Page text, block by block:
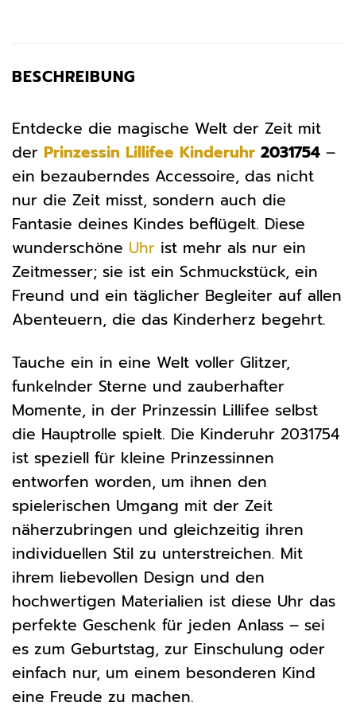
BESCHREIBUNG
Entdecke die magische Welt der Zeit mit
der Prinzessin Lillifee Kinderuhr 2031754 –
ein bezauberndes Accessoire, das nicht
nur die Zeit misst, sondern auch die
Fantasie deines Kindes beflügelt. Diese
wunderschöne Uhr ist mehr als nur ein
Zeitmesser; sie ist ein Schmuckstück, ein
Freund und ein täglicher Begleiter auf allen
Abenteuern, die das Kinderherz begehrt.
Tauche ein in eine Welt voller Glitzer,
funkelnder Sterne und zauberhafter
Momente, in der Prinzessin Lillifee selbst
die Hauptrolle spielt. Die Kinderuhr 2031754
ist speziell für kleine Prinzessinnen
entworfen worden, um ihnen den
spielerischen Umgang mit der Zeit
näherzubringen und gleichzeitig ihren
individuellen Stil zu unterstreichen. Mit
ihrem liebevollen Design und den
hochwertigen Materialien ist diese Uhr das
perfekte Geschenk für jeden Anlass – sei
es zum Geburtstag, zur Einschulung oder
einfach nur, um einem besonderen Kind
eine Freude zu machen.